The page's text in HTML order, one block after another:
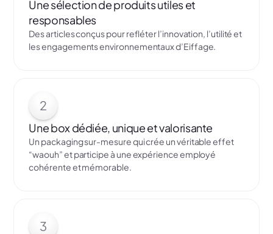
Une sélection de produits utiles et
responsables
Des articles conçus pour refléter l’innovation, l’utilité et
les engagements environnementaux d’Eiffage.
2
Une box dédiée, unique et valorisante
Un packaging sur-mesure qui crée un véritable effet
“waouh” et participe à une expérience employé
cohérente et mémorable.
3